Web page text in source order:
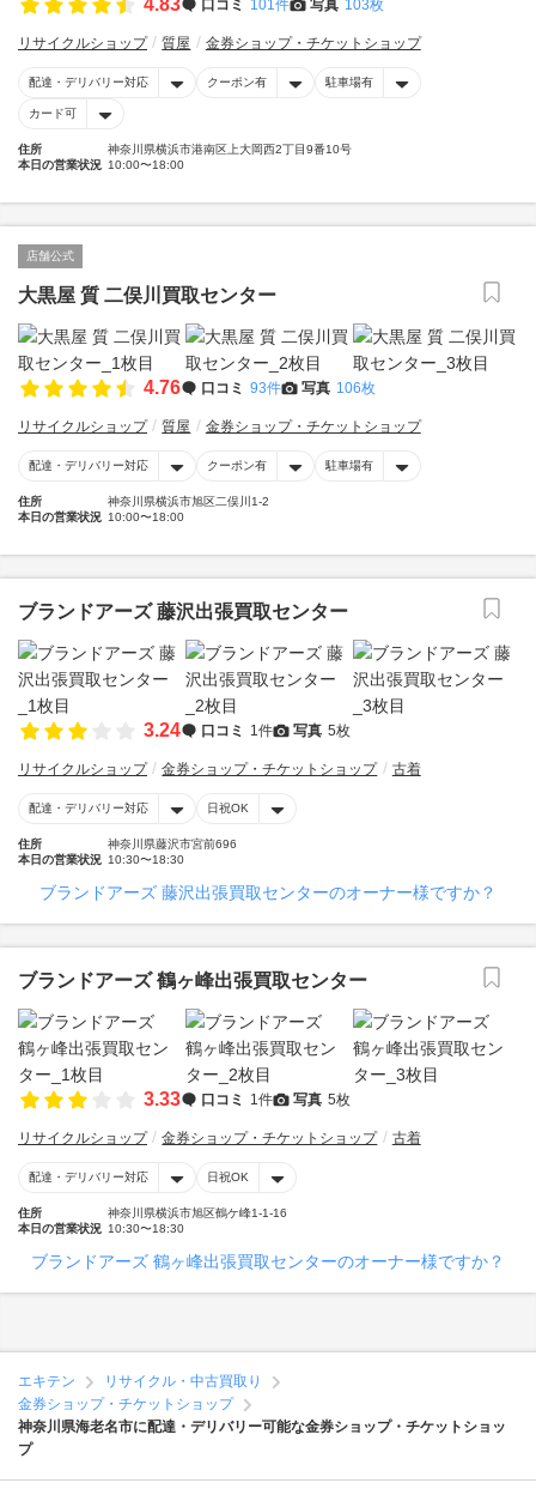
4.83 口コミ 101件 写真 103枚
リサイクルショップ 質屋 金券ショップ・チケットショップ
配達・デリバリー対応 クーポン有 駐車場有
カード可
住所
神奈川県横浜市港南区上大岡西2丁目9番10号
本日の営業状況 10:00〜18:00
店舗公式
大黒屋 質 二俣川買取センター
4.76 口コミ 93件 写真 106枚
リサイクルショップ 質屋 金券ショップ・チケットショップ
配達・デリバリー対応 クーポン有 駐車場有
住所
神奈川県横浜市旭区二俣川1-2
本日の営業状況 10:00〜18:00
ブランドアーズ 藤沢出張買取センター
3.24 口コミ 1件 写真 5枚
リサイクルショップ 金券ショップ・チケットショップ 古着
配達・デリバリー対応 日祝OK
住所
神奈川県藤沢市宮前696
本日の営業状況 10:30〜18:30
ブランドアーズ 藤沢出張買取センターのオーナー様ですか？
ブランドアーズ 鶴ヶ峰出張買取センター
3.33 口コミ 1件 写真 5枚
リサイクルショップ 金券ショップ・チケットショップ 古着
配達・デリバリー対応 日祝OK
住所
神奈川県横浜市旭区鶴ケ峰1-1-16
本日の営業状況 10:30〜18:30
ブランドアーズ 鶴ヶ峰出張買取センターのオーナー様ですか？
エキテン
リサイクル・中古買取り
金券ショップ・チケットショップ
神奈川県海老名市に配達・デリバリー可能な金券ショップ・チケットショッ
プ